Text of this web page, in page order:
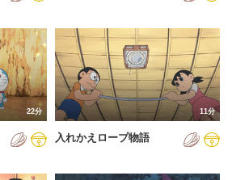
22分 11分
入れかえロープ物語